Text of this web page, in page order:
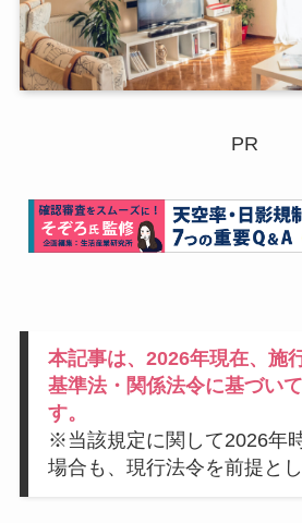
PR
本記事は、2026年現在、施
基準法・関係法令に基づい
す。
※当該規定に関して2026年
場合も、現行法令を前提とし